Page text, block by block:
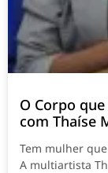
O Corpo
com Thaíse
Tem mulher
A multiartista